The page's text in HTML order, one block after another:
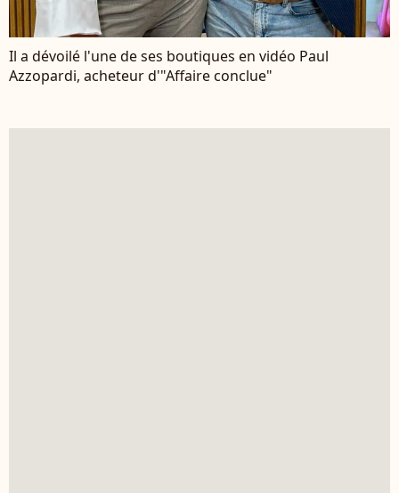
Il a dévoilé l'une de ses boutiques en vidéo Paul
Azzopardi, acheteur d'"Affaire conclue"